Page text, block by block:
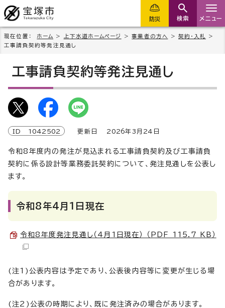
防災 検索 メニュー
現在位置： ホーム > 上下水道ホームページ >事業者の方へ >契約・入札
>
工事請負契約等発注見通し
工事請負契約等発注見通し
ID 1042502 更新日 2026年3月 24 日
令和8年度内の発注が見込まれる工事請負契約及び工事請負
契約に係る設計等業務委託契約について、発注見通しを公表し
ます。
令和8年4月1日現在
令和8年度発注見通し（4月1日現在） （PDF 115.7 KB）
(注1)公表内容は予定であり、公表後内容等に変更が生じる場
合があります。
(注2)公表の時期により、既に発注済みの場合があります。